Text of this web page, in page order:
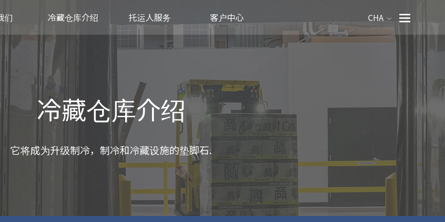
们 冷藏仓库介绍 托运人服务 客户中心 CHA
冷藏仓库介绍
它将成为升级制冷，制冷和冷藏设施的垫脚石.